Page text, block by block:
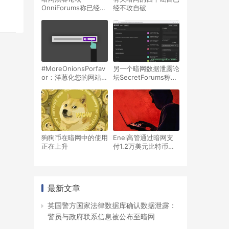
OnniForums称已经成
经不攻自破
#MoreOnionsPorfav
or：洋葱化您的网站并
另一个暗网数据泄露论
坛SecretForums称新
疑似是FBI的蜜罐
狗狗币在暗网中的使用
正在上升
Enel高管通过暗网支
付1.2万美元比特币雇
最新文章
英国警方国家法律数据库确认数据泄露：
警员与政府联系信息被公布至暗网